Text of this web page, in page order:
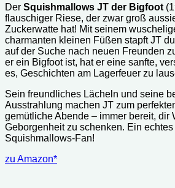
Der Squishmallows JT der Bigfoot
flauschiger Riese, der zwar groß
Zuckerwatte hat! Mit seinem
charmanten kleinen Füßen stapft JT
auf der Suche nach neuen Freunden
er ein Bigfoot ist, hat er eine sanfte,
es, Geschichten am Lagerfeuer zu
Sein freundliches Lächeln und seine
Ausstrahlung machen JT zum
gemütliche Abende – immer bereit, dir
Geborgenheit zu schenken. Ein
Squishmallows-Fan!
zu Amazon*